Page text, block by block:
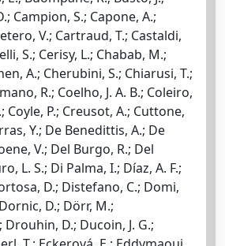
Campion, S.; Capone, A.;
V.; Cartraud, T.; Castaldi,
S.; Cerisy, L.; Chabab, M.;
A.; Cherubini, S.; Chiarusi, T.;
R.; Coelho, J. A. B.; Coleiro,
Coyle, P.; Creusot, A.; Cuttone,
Y.; De Benedittis, A.; De
V.; Del Burgo, R.; Del
L. S.; Di Palma, I.; Díaz, A. F.;
D.; Distefano, C.; Domi,
D.; Dörr, M.;
D.; Ducoin, J. G.;